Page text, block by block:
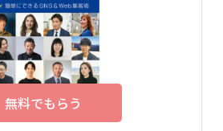
無料でもらう